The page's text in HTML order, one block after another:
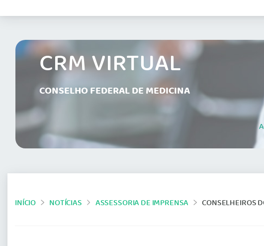
CRM VIRTUAL
CONSELHO FEDERAL DE MEDICINA
INÍCIO NOTÍCIAS ASSESSORIA DE IMPRENSA CONSELHEIROS